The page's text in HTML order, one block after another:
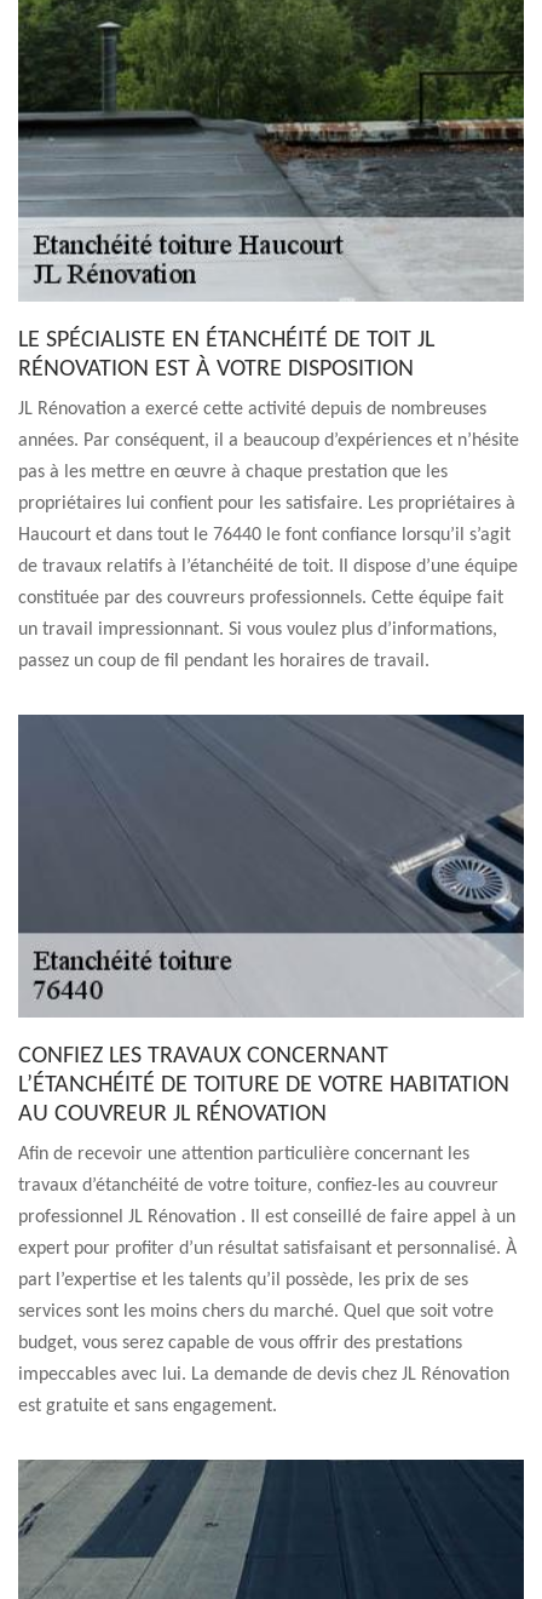
LE SPÉCIALISTE EN ÉTANCHÉITÉ DE TOIT JL
RÉNOVATION EST À VOTRE DISPOSITION
JL Rénovation a exercé cette activité depuis de nombreuses
années. Par conséquent, il a beaucoup d’expériences et n’hésite
pas à les mettre en œuvre à chaque prestation que les
propriétaires lui confient pour les satisfaire. Les propriétaires à
Haucourt et dans tout le 76440 le font confiance lorsqu’il s’agit
de travaux relatifs à l’étanchéité de toit. Il dispose d’une équipe
constituée par des couvreurs professionnels. Cette équipe fait
un travail impressionnant. Si vous voulez plus d’informations,
passez un coup de fil pendant les horaires de travail.
CONFIEZ LES TRAVAUX CONCERNANT
L’ÉTANCHÉITÉ DE TOITURE DE VOTRE HABITATION
AU COUVREUR JL RÉNOVATION
Afin de recevoir une attention particulière concernant les
travaux d’étanchéité de votre toiture, confiez-les au couvreur
professionnel JL Rénovation . Il est conseillé de faire appel à un
expert pour profiter d’un résultat satisfaisant et personnalisé. À
part l’expertise et les talents qu’il possède, les prix de ses
services sont les moins chers du marché. Quel que soit votre
budget, vous serez capable de vous offrir des prestations
impeccables avec lui. La demande de devis chez JL Rénovation
est gratuite et sans engagement.